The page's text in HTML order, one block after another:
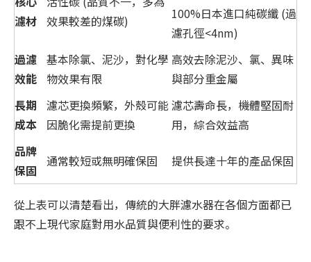
濾材 效果較差的煤碳)
100%日本進口純碳纖 (過
濾孔徑<4nm)
過濾
效能
基本除氯、泥沙，對化學
物效果有限
高效去除泥沙、氯、異味
與部分重金屬
長期
成本
濾芯更換頻繁，外殼可能
因脆化需提前更換
濾芯壽命長，機體堅固耐
用，綜合效益高
品牌
保固
通常較短或無明確保固 提供長達十年的產品保固
從上表可以清楚看出，傳統的大胖濾水器在各個方面都已
跟不上現代家庭對用水品質與便利性的要求。